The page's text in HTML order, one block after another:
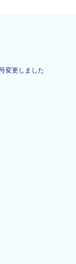
変更しました